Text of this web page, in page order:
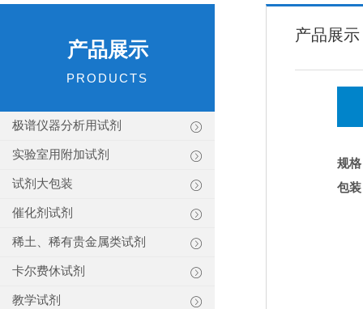
产品展示
PRODUCTS
极谱仪器分析用试剂
实验室用附加试剂
试剂大包装
催化剂试剂
稀土、稀有贵金属类试剂
卡尔费休试剂
教学试剂
产品展示
规
包